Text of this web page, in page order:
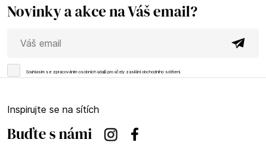
Novinky a akce na Váš email?
Souhlasím se zpracováním osobních údajů pro účely zasílání obchodního sdělení.
Inspirujte se na sítích
Buďte s námi InstagramFacebook